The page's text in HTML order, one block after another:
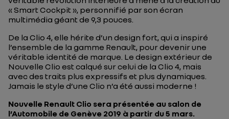
« Smart Cockpit », personnifié par son écran
multimédia géant de 9,3 pouces.
De la Clio 4, elle hérite d’un design fort, qui a inspiré
l’ensemble de la gamme Renault, pour devenir une
véritable identité de marque. Le design extérieur de
Nouvelle Clio est calqué sur celui de la Clio 4, mais
avec des traits plus expressifs et plus dynamiques.
Jamais le style d’une Clio n’a été aussi moderne !
Nouvelle Renault Clio sera présentée au salon de
l’Automobile de Genève 2019 à partir du 5 mars.